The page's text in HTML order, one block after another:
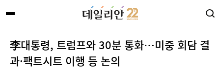
李대통령, 트럼프와 30분 통화…미중 회담 결
과·팩트시트 이행 등 논의